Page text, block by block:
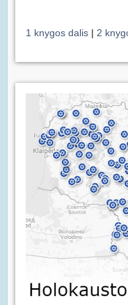
1 knygos dalis | 2